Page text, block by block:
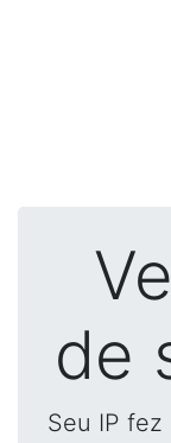
de
Seu IP